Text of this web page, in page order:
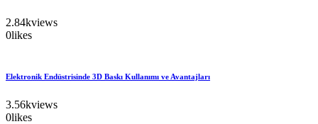
2.84kviews
0likes
Elektronik Endüstrisinde 3D Baskı Kullanımı ve Avantajları
3.56kviews
0likes